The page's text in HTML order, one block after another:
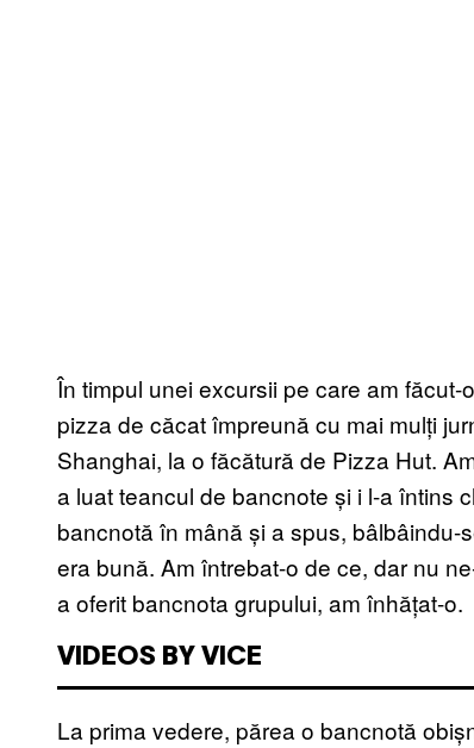
În timpul unei excursii pe care am
pizza de căcat împreună cu mai mulți
Shanghai, la o făcătură de Pizza Hut.
a luat teancul de bancnote și i l-a întins
bancnotă în mână și a spus,
era bună. Am întrebat-o de ce, dar nu
a oferit bancnota grupului, am înhățat-o.
VIDEOS BY VICE
La prima vedere, părea o bancnotă